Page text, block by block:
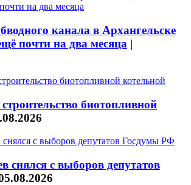
канала в Архангельске
почти на два месяца |
биотопливной
снялся с выборов депутатов